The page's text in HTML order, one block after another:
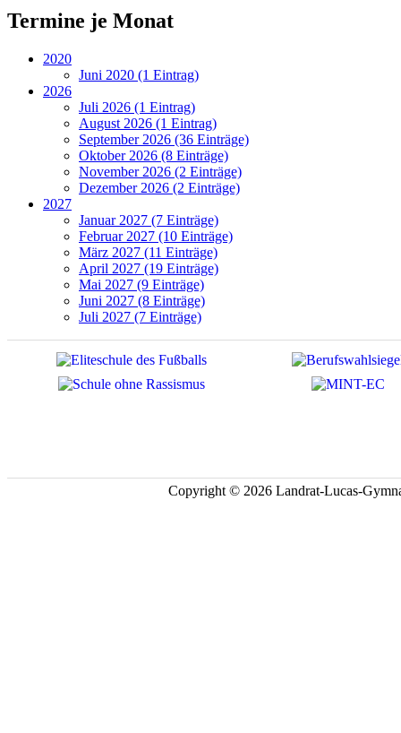
Termine je Monat
2020
Juni 2020 (1 Eintrag)
2026
Juli 2026 (1 Eintrag)
August 2026 (1 Eintrag)
September 2026 (36 Einträge)
Oktober 2026 (8 Einträge)
November 2026 (2 Einträge)
Dezember 2026 (2 Einträge)
2027
Januar 2027 (7 Einträge)
Februar 2027 (10 Einträge)
März 2027 (11 Einträge)
April 2027 (19 Einträge)
Mai 2027 (9 Einträge)
Juni 2027 (8 Einträge)
Juli 2027 (7 Einträge)
Copyright © 2026 Landrat-Lucas-